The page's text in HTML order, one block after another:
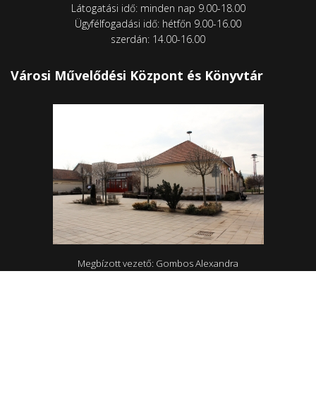
Látogatási idő: minden nap 9.00-18.00
Ügyfélfogadási idő: hétfőn 9.00-16.00
szerdán: 14.00-16.00
Városi Művelődési Központ és Könyvtár
Megbízott vezető: Gombos Alexandra